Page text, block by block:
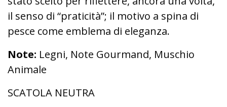
il senso di “praticità”; il motivo a spina di
pesce come emblema di eleganza.
Note: Legni, Note Gourmand, Muschio
Animale
SCATOLA NEUTRA